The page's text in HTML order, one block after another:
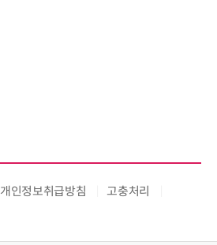
개인정보취급방침
고충처리